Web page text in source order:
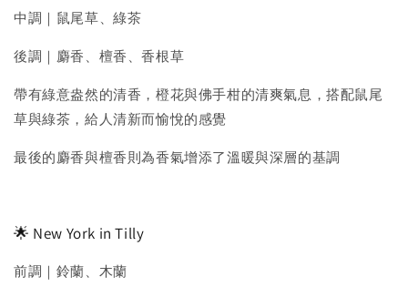
中調｜鼠尾草、綠茶
後調｜麝香、檀香、香根草
帶有綠意盎然的清香，橙花與佛手柑的清爽氣息，搭配鼠尾
草與綠茶，給人清新而愉悅的感覺
最後的麝香與檀香則為香氣增添了溫暖與深層的基調
🌟 New York in Tilly
前調｜鈴蘭、木蘭